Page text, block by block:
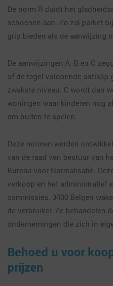
De norm R duidt het
schoenen aan. Zo zal parket
grip bieden als de aanwijzing
De aanwijzingen A, B en C
of de tegel voldoende antislip
zwakste niveau. C wordt dan
woningen waar kinderen nog
om buiten te spelen.
Deze normen werden
van de raad van bestuur van
Bureau voor Normalisatie.
verkoop en het administratief
commissies. 3400 Belgen
de verbruiker. Ze behandelen
ondernemingen die zich in
Behoed u voor
prijzen